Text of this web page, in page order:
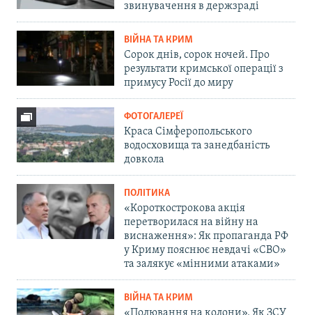
звинувачення в держзраді
ВІЙНА ТА КРИМ
Сорок днів, сорок ночей. Про
результати кримської операції з
примусу Росії до миру
ФОТОГАЛЕРЕЇ
Краса Сімферопольського
водосховища та занедбаність
довкола
ПОЛІТИКА
«Короткострокова акція
перетворилася на війну на
виснаження»: Як пропаганда РФ
у Криму пояснює невдачі «СВО»
та залякує «мінними атаками»
ВІЙНА ТА КРИМ